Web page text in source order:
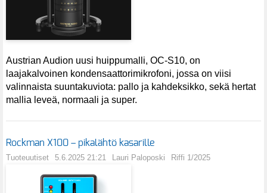
Austrian Audion uusi huippumalli, OC-S10, on
laajakalvoinen kondensaattorimikrofoni, jossa on viisi
valinnaista suuntakuviota: pallo ja kahdeksikko, sekä hertat
mallia leveä, normaali ja super.
Rockman X100 – pikalähtö kasarille
Tuoteuutiset 5.6.2025 21:21 Lauri Paloposki Riffi 1/2025